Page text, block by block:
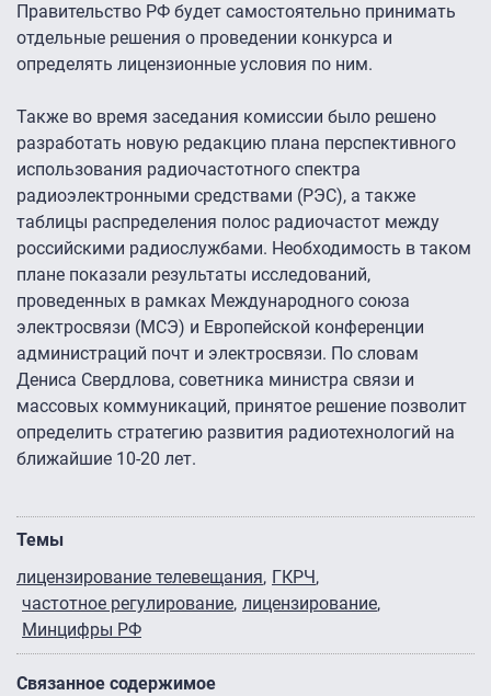
Правительство РФ будет самостоятельно принимать
отдельные решения о проведении конкурса и
определять лицензионные условия по ним.
Также во время заседания комиссии было решено
разработать новую редакцию плана перспективного
использования радиочастотного спектра
радиоэлектронными средствами (РЭС), а также
таблицы распределения полос радиочастот между
российскими радиослужбами. Необходимость в таком
плане показали результаты исследований,
проведенных в рамках Международного союза
электросвязи (МСЭ) и Европейской конференции
администраций почт и электросвязи. По словам
Дениса Свердлова, советника министра связи и
массовых коммуникаций, принятое решение позволит
определить стратегию развития радиотехнологий на
ближайшие 10-20 лет.
Темы
лицензирование телевещания
ГКРЧ
частотное регулирование лицензирование
Минцифры РФ
Связанное содержимое